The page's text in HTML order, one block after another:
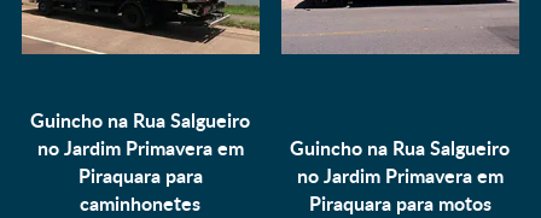
Guincho na Rua Salgueiro
no Jardim Primavera em
Piraquara para
caminhonetes
Guincho na Rua Salgueiro
no Jardim Primavera em
Piraquara para motos